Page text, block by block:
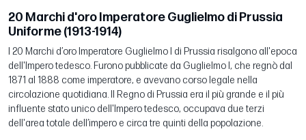
20 Marchi d'oro Imperatore Guglielmo di Prussia
Uniforme (1913-1914)
I 20 Marchi d’oro Imperatore Guglielmo I di Prussia risalgono all'epoca
dell'Impero tedesco. Furono pubblicate da Guglielmo I, che regnò dal
1871 al 1888 come imperatore, e avevano corso legale nella
circolazione quotidiana. Il Regno di Prussia era il più grande e il più
influente stato unico dell'Impero tedesco, occupava due terzi
dell'area totale dell’impero e circa tre quinti della popolazione.